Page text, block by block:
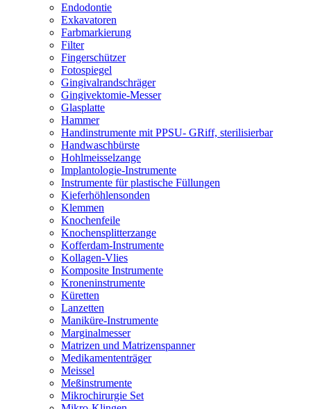
Endodontie
Exkavatoren
Farbmarkierung
Filter
Fingerschützer
Fotospiegel
Gingivalrandschräger
Gingivektomie-Messer
Glasplatte
Hammer
Handinstrumente mit PPSU- GRiff, sterilisierbar
Handwaschbürste
Hohlmeisselzange
Implantologie-Instrumente
Instrumente für plastische Füllungen
Kieferhöhlensonden
Klemmen
Knochenfeile
Knochensplitterzange
Kofferdam-Instrumente
Kollagen-Vlies
Komposite Instrumente
Kroneninstrumente
Küretten
Lanzetten
Maniküre-Instrumente
Marginalmesser
Matrizen und Matrizenspanner
Medikamententräger
Meissel
Meßinstrumente
Mikrochirurgie Set